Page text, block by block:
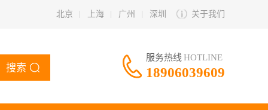
北京 上海 广州 深圳 关于我们
搜索
服务热线 HOTLINE
18906039609